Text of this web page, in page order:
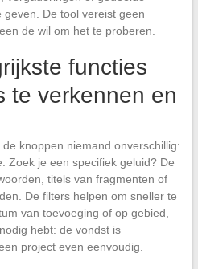
De tool vereist geen
de wil om het te proberen.
functies
te verkennen en
knoppen niemand onverschillig:
Zoek je een specifiek geluid? De
titels van fragmenten of
De filters helpen om sneller te
van toevoeging of op gebied,
hebt: de vondst is
project even eenvoudig.